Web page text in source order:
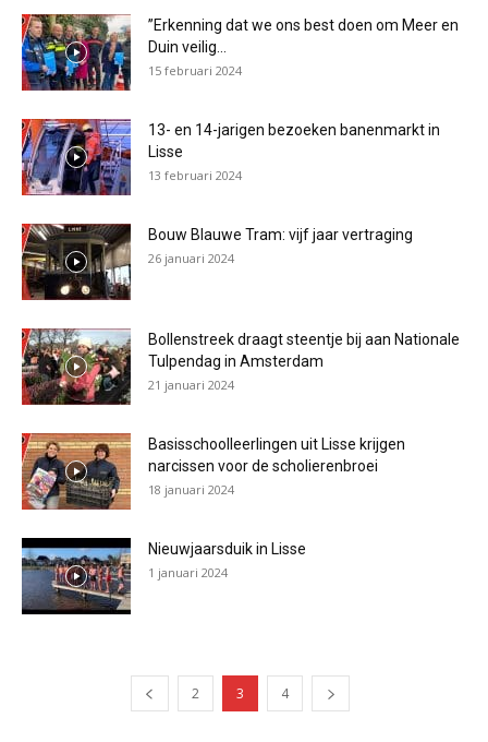
”Erkenning dat we ons best doen om Meer en
Duin veilig...
15 februari 2024
13- en 14-jarigen bezoeken banenmarkt in
Lisse
13 februari 2024
Bouw Blauwe Tram: vijf jaar vertraging
26 januari 2024
Bollenstreek draagt steentje bij aan Nationale
Tulpendag in Amsterdam
21 januari 2024
Basisschoolleerlingen uit Lisse krijgen
narcissen voor de scholierenbroei
18 januari 2024
Nieuwjaarsduik in Lisse
1 januari 2024
2 3 4